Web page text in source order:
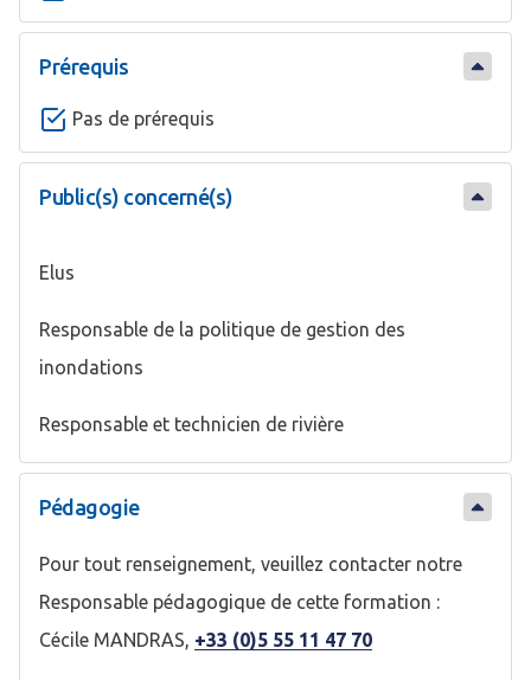
Prérequis
Pas de prérequis
Public(s) concerné(s)
Elus
Responsable de la politique de gestion des
inondations
Responsable et technicien de rivière
Pédagogie
Pour tout renseignement, veuillez contacter notre
Responsable pédagogique de cette formation :
Cécile MANDRAS, +33 (0)5 55 11 47 70